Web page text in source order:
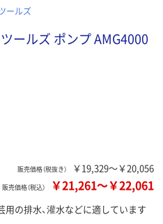
ールズ
ールズ ポンプ AMG4000
販売価格（税抜き） ￥19,329～￥20,056
販売価格（税込） ￥21,261～￥22,061
用の排水、灌水などに適しています